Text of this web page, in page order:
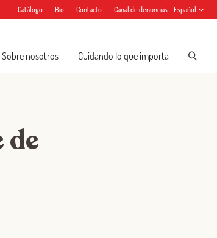
Catálogo Bio Contacto Canal de denuncias Español
Sobre nosotros Cuidando lo que importa
de